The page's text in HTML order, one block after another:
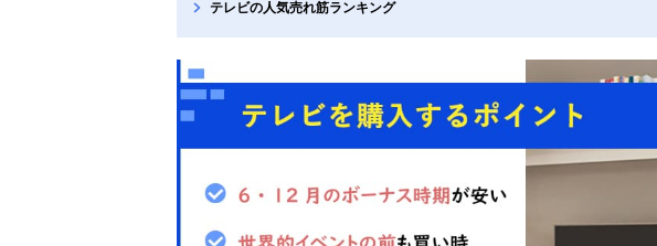
テレビの人気売れ筋ランキング